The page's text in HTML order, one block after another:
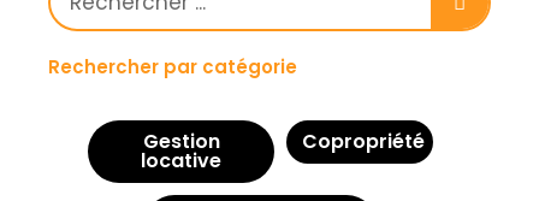
Rechercher par catégorie
Gestion
locative
Copropriété